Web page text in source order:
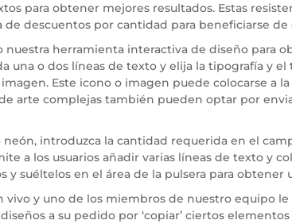
para obtener mejores resultados. Estas
descuentos por cantidad para beneficiarse
nuestra herramienta interactiva de diseño para
una o dos líneas de texto y elija la tipografía y
Este icono o imagen puede colocarse a
arte complejas también pueden optar por
introduzca la cantidad requerida en el
a los usuarios añadir varias líneas de texto y
suéltelos en el área de la pulsera para obtener
y uno de los miembros de nuestro equipo
a su pedido por ‘copiar’ ciertos